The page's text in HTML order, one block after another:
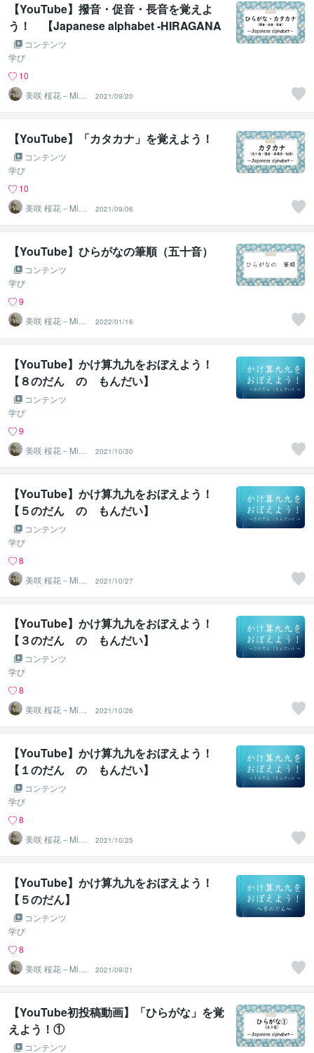
【YouTube】撥音・促音・長音を覚えよ
う！ 【Japanese alphabet ‐HIRAGANA
& KATAKANA‐】
コンテンツ
学び
10
美咲 桜花－Misa
ki Ohka－
2021/09/20
【YouTube】「カタカナ」を覚えよう！
コンテンツ
学び
10
美咲 桜花－Misa
ki Ohka－
2021/09/06
【YouTube】ひらがなの筆順（五十音）
コンテンツ
学び
9
美咲 桜花－Misa
ki Ohka－
2022/01/16
【YouTube】かけ算九九をおぼえよう！
【８のだん の もんだい】
コンテンツ
学び
9
美咲 桜花－Misa
ki Ohka－
2021/10/30
【YouTube】かけ算九九をおぼえよう！
【５のだん の もんだい】
コンテンツ
学び
8
美咲 桜花－Misa
ki Ohka－
2021/10/27
【YouTube】かけ算九九をおぼえよう！
【３のだん の もんだい】
コンテンツ
学び
8
美咲 桜花－Misa
ki Ohka－
2021/10/26
【YouTube】かけ算九九をおぼえよう！
【１のだん の もんだい】
コンテンツ
学び
8
美咲 桜花－Misa
ki Ohka－
2021/10/25
【YouTube】かけ算九九をおぼえよう！
【５のだん】
コンテンツ
学び
8
美咲 桜花－Misa
ki Ohka－
2021/09/21
【YouTube初投稿動画】「ひらがな」を覚
えよう！①
コンテンツ